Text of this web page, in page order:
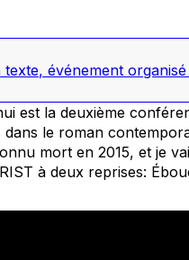
texte, événement
est la deuxième
le roman
mort en 2015, et je
à deux reprises: